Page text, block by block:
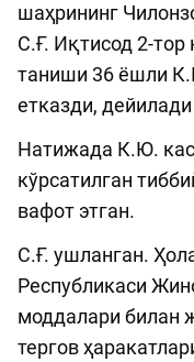
шаҳрининг
С.Ғ. Иқтисод 2-
таниши 36 ёшли
етказди,
Натижада К.Ю.
кўрсатилган
вафот этган.
С.Ғ. ушланган.
Республикаси
моддалари билан
тергов